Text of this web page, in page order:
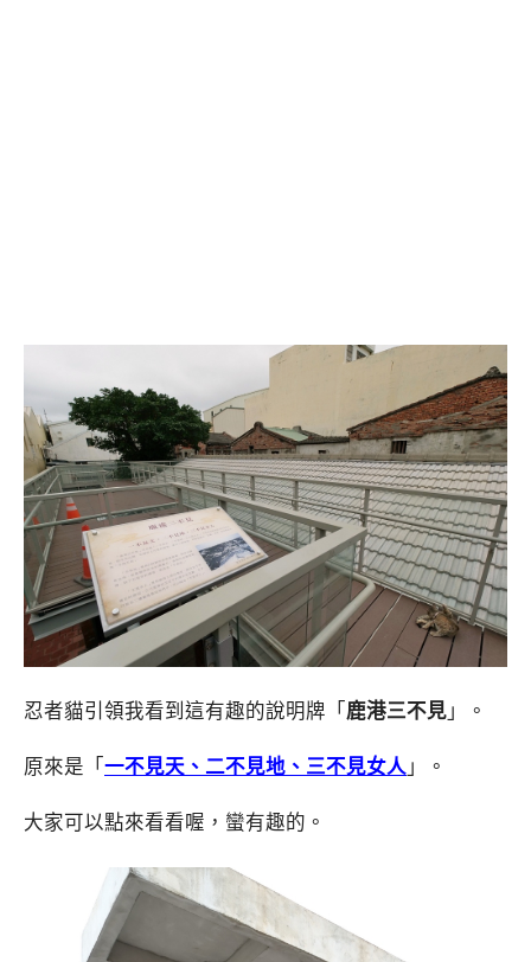
忍者貓引領我看到這有趣的說明牌「鹿港三不見」。
原來是「一不見天、二不見地、三不見女人」。
大家可以點來看看喔，蠻有趣的。